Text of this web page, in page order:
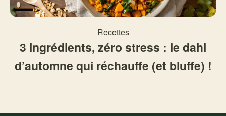
Recettes
3 ingrédients, zéro stress : le dahl
d’automne qui réchauffe (et bluffe) !